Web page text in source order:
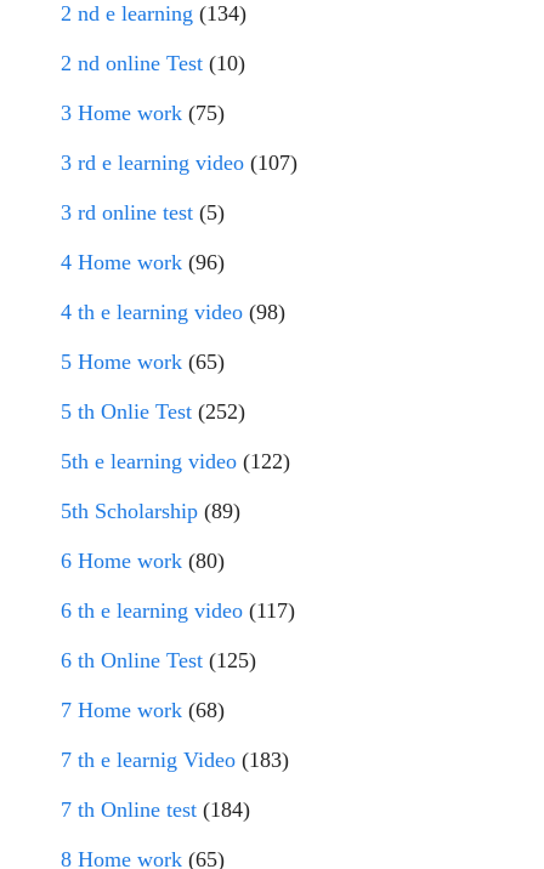
2 nd e learning (134)
2 nd online Test (10)
3 Home work (75)
3 rd e learning video (107)
3 rd online test (5)
4 Home work (96)
4 th e learning video (98)
5 Home work (65)
5 th Onlie Test (252)
5th e learning video (122)
5th Scholarship (89)
6 Home work (80)
6 th e learning video (117)
6 th Online Test (125)
7 Home work (68)
7 th e learnig Video (183)
7 th Online test (184)
8 Home work (65)